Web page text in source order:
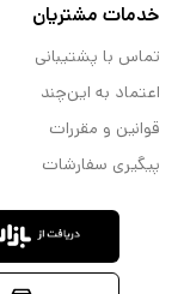
خدمات مشتریان
تماس با پشتیبانی
اعتماد به این‌چند
قوانین و مقررات
پیگیری سفارشات